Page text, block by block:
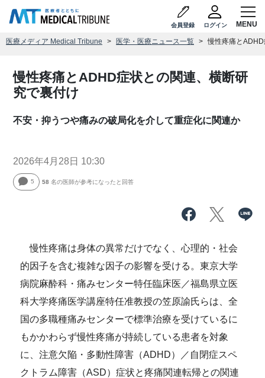
会員登録 ログイン
医療メディア Medical Tribune 医学・医療ニュース一覧 慢性疼痛と
慢性疼痛とADHD症状との関連、横断研
究で裏付け
不安・抑うつや痛みの破局化を介して重症化に関連か
2026年4月28日 10:30
5 58 名の医師が参考になったと回答
慢性疼痛は身体の異常だけでなく、心理的・社会
的因子を含む複雑な因子の影響を受ける。東京大学
病院麻酔科・痛みセンター特任臨床医／福島県立医
科大学疼痛医学講座特任准教授の笠原諭氏らは、全
国の多職種痛みセンターで標準治療を受けているに
もかかわらず慢性疼痛が持続している患者を対象
に、注意欠陥・多動性障害（ADHD）／自閉症スペ
クトラム障害（ASD）症状と疼痛関連転帰との関連